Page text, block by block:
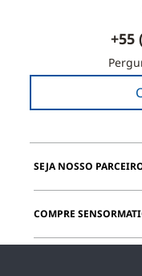
+55
SEJA NOSSO
COMPRE